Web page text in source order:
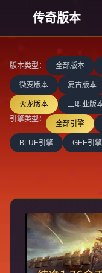
传奇版本
版本类型： 全部版本
微变版本 复古版本
火龙版本 三职业版
引擎类型：
全部引擎
BLUE引擎 GEE引擎